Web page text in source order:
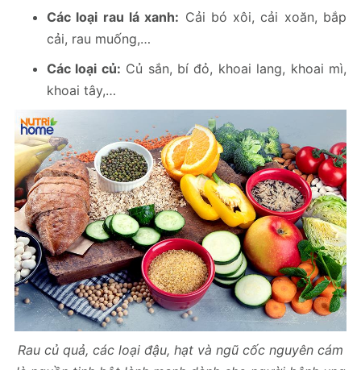
Các loại rau lá xanh: Cải bó xôi, cải xoăn, bắp
cải, rau muống,…
Các loại củ: Củ sắn, bí đỏ, khoai lang, khoai mì,
khoai tây,…
Rau củ quả, các loại đậu, hạt và ngũ cốc nguyên cám